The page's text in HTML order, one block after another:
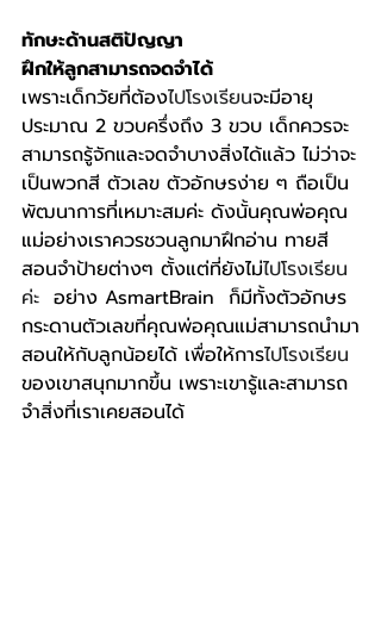
ทักษะด้านสติปัญญา
ฝึกให้ลูกสามารถจดจำได้
เพราะเด็กวัยที่ต้องไปโรงเรียนจะมีอายุ
ประมาณ 2 ขวบครึ่งถึง 3 ขวบ เด็กควรจะ
สามารถรู้จักและจดจำบางสิ่งได้แล้ว ไม่ว่าจะ
เป็นพวกสี ตัวเลข ตัวอักษรง่าย ๆ ถือเป็น
พัฒนาการที่เหมาะสมค่ะ ดังนั้นคุณพ่อคุณ
แม่อย่างเราควรชวนลูกมาฝึกอ่าน ทายสี
สอนจำป้ายต่างๆ ตั้งแต่ที่ยังไม่ไปโรงเรียน
ค่ะ อย่าง AsmartBrain  ก็มีทั้งตัวอักษร
กระดานตัวเลขที่คุณพ่อคุณแม่สามารถนำมา
สอนให้กับลูกน้อยได้ เพื่อให้การไปโรงเรียน
ของเขาสนุกมากขึ้น เพราะเขารู้และสามารถ
จำสิ่งที่เราเคยสอนได้